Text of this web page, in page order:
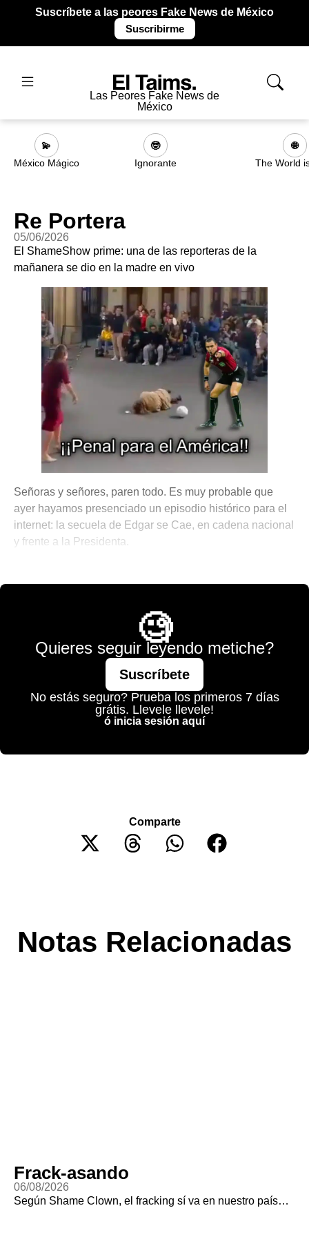
Suscríbete a las peores Fake News de México
Suscribirme
Las Peores Fake News de
México
💫
México Mágico
🤓
Ignorante
🌐
The World
Re Portera
05/06/2026
El ShameShow prime: una de las reporteras de la
mañanera se dio en la madre en vivo
Señoras y señores, paren todo. Es muy probable que
ayer hayamos presenciado un episodio histórico para el
internet: la secuela de Edgar se Cae, en cadena nacional
y frente a la Presidenta.
🧐
Quieres seguir leyendo metiche?
Suscríbete
No estás seguro? Prueba los primeros 7 días
grátis. Llevele llevele!
ó inicia sesión aquí
Comparte
Notas Relacionadas
Frack-asando
06/08/2026
Según Shame Clown, el fracking sí va en nuestro país…